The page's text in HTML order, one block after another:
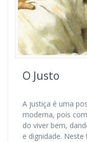
O Justo
A justiça é uma
moderna, pois
do viver bem,
e dignidade.